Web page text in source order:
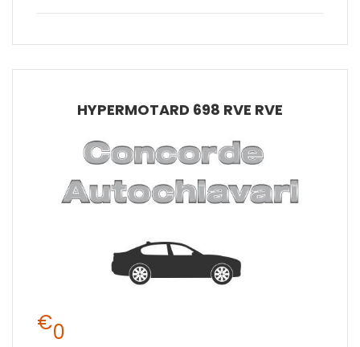
HYPERMOTARD 698 RVE RVE
€0